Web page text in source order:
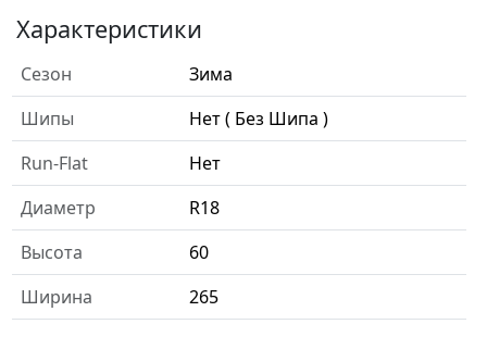
Характеристики
Сезон
Зима
Шипы
Нет ( Без Шипа )
Run-Flat
Нет
Диаметр
R18
Высота
60
Ширина
265